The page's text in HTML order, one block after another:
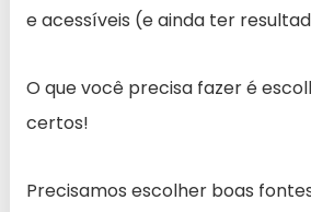
e acessíveis (e ainda ter
O que você precisa fazer é
certos!
Precisamos escolher boas